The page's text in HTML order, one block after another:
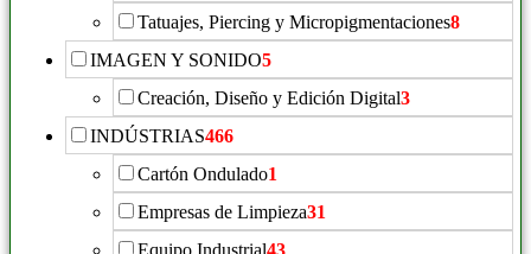
Tatuajes, Piercing y Micropigmentaciones8
IMAGEN Y SONIDO5
Creación, Diseño y Edición Digital3
INDÚSTRIAS466
Cartón Ondulado1
Empresas de Limpieza31
Equipo Industrial43